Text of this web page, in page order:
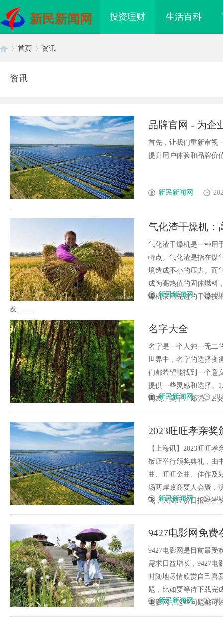
新民新闻网 投资理财 生活百科
首页 资讯
资讯
品牌官网 - 为企
和用户体验
首先，让我们重新审视
提升用户体验和品牌价
新民新闻网
气化渣干燥机：
气化渣干燥机是一种用
特点。气化渣是指在煤
境造成不小的压力。而
成为高热值的固体燃料
燥机采用先进的干燥技
发.........
新民新闻网
名字大全
名字是一个人独一无二
世界中，名字的选择变
们都希望能找到一个意
提供一些灵感和选择。
周杰、吴宇、郑强。2.
新民新闻网
2023旺旺孝亲奖
【上海讯】2023旺旺
饭店举行颁奖典礼，由
曲、旺旺金曲、佳作及
场两岸政商要人会聚，
飞，大陆经济日报社社
新民新闻网
9427电影网免费
9427电影网是目前最受
需求日益增长，9427电
时随地尽情欣赏自己喜
题，比如要等待下载完
电影网，这些问题都可
新民新闻网
引领未来视觉体验的 武汉配眼镜 上海配眼镜